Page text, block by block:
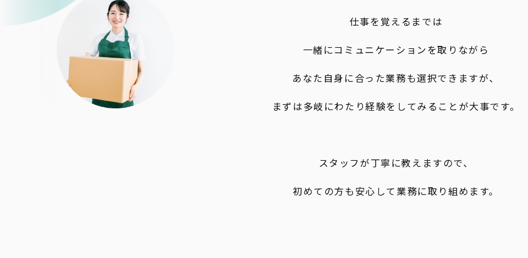
仕事を覚えるまでは
一緒にコミュニケーションを取りながら
あなた自身に合った業務も選択できますが、
まずは多岐にわたり経験をしてみることが大事です。
スタッフが丁寧に教えますので、
初めての方も安心して業務に取り組めます。